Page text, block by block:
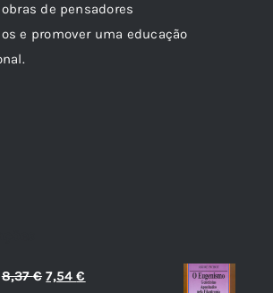
de pensadores
e promover uma educação
8,37€ O
7,54€